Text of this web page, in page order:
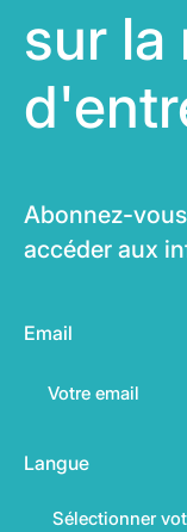
sur la
Abonnez-
accéder aux
Email
Langue